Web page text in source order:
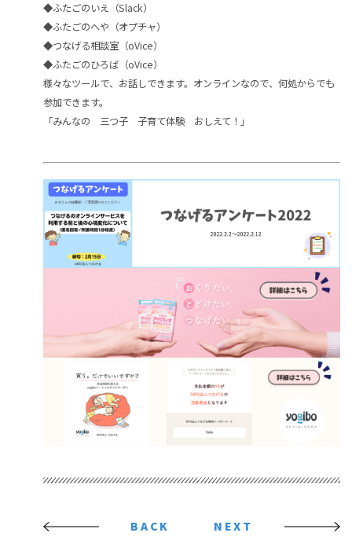
◆ふたごのいえ（Slack）
◆ふたごのへや（オプチャ）
◆つなげる相談室（oVice）
◆ふたごのひろば（oVice）
様々なツールで、お話しできます。オンラインなので、何処からでも
参加できます。
「みんなの 三つ子 子育て体験 おしえて！」
BACK NEXT